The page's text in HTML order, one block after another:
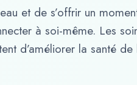
et de s’offrir un
à soi-même. Les
d’améliorer la santé